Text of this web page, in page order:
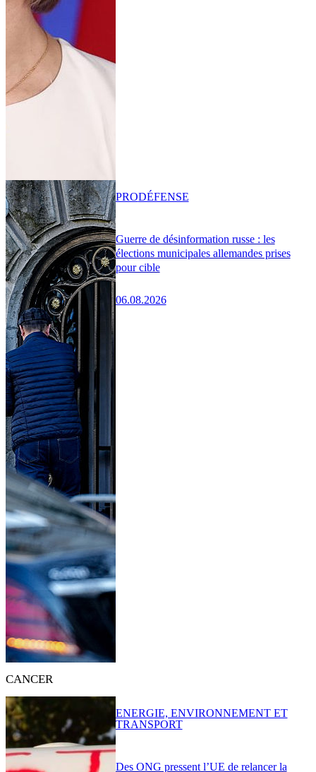
Guerre de désinformation russe : les
élections municipales allemandes prises
pour cible
06.08.2026
PRODÉFENSE
CANCER
Des ONG pressent l’UE de relancer la
ENERGIE, ENVIRONNEMENT ET
TRANSPORT